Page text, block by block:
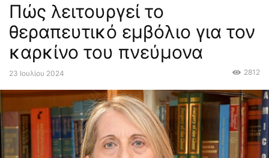
Πώς λειτουργεί το
θεραπευτικό εμβόλιο για τον
καρκίνο του πνεύμονα
23 Ιουλίου 2024 2812